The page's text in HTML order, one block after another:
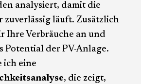
analysiert, damit die
zuverlässig läuft. Zusätzlich
Ihre Verbräuche an und
Potential der PV-Anlage.
ich eine
, die zeigt,